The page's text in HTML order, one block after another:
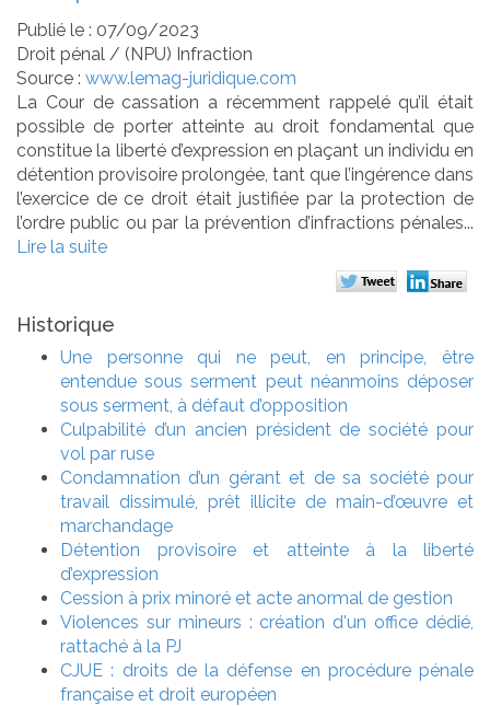
Publié le : 07/09/2023
Droit pénal / (NPU) Infraction
Source : www.lemag-juridique.com
La Cour de cassation a récemment rappelé qu’il était
possible de porter atteinte au droit fondamental que
constitue la liberté d’expression en plaçant un individu en
détention provisoire prolongée, tant que l’ingérence dans
l’exercice de ce droit était justifiée par la protection de
l’ordre public ou par la prévention d’infractions pénales...
Lire la suite
Historique
Une personne qui ne peut, en principe, être
entendue sous serment peut néanmoins déposer
sous serment, à défaut d’opposition
Culpabilité d’un ancien président de société pour
vol par ruse
Condamnation d’un gérant et de sa société pour
travail dissimulé, prêt illicite de main-d’œuvre et
marchandage
Détention provisoire et atteinte à la liberté
d’expression
Cession à prix minoré et acte anormal de gestion
Violences sur mineurs : création d'un office dédié,
rattaché à la PJ
CJUE : droits de la défense en procédure pénale
française et droit européen